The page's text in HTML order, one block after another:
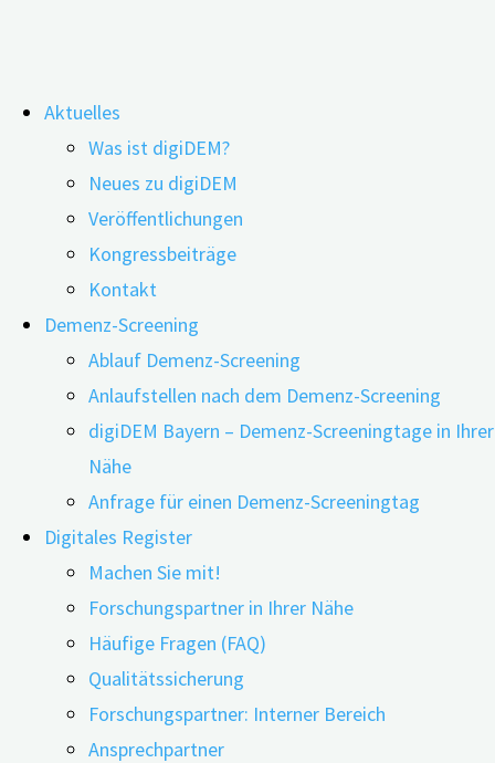
Inhalt
springen
Aktuelles
Was ist digiDEM?
Neues zu digiDEM
Veröffentlichungen
Kongressbeiträge
Kontakt
Demenz-Screening
Ablauf Demenz-Screening
Anlaufstellen nach dem Demenz-Screening
digiDEM Bayern – Demenz-Screeningtage in Ihrer
Nähe
Anfrage für einen Demenz-Screeningtag
Digitales Register
Machen Sie mit!
Forschungspartner in Ihrer Nähe
Häufige Fragen (FAQ)
Qualitätssicherung
Forschungspartner: Interner Bereich
Ansprechpartner
Schlagwort:Stressfaktor
Wie Therapiehunde bei Demenz helfen
24.03.202211.06.2026
Hunde gelten als treuer Begleiter des Menschen. Was
die Vierbeiner bei der Therapie von Menschen mit